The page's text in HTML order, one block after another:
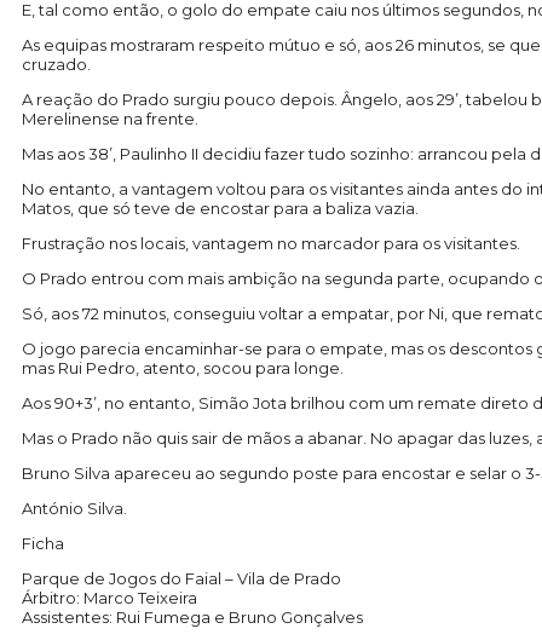
E, tal como então, o golo do empate caiu nos últimos segundos,
As equipas mostraram respeito mútuo e só, aos 26 minutos, se
cruzado.
A reação do Prado surgiu pouco depois. Ângelo, aos 29’,
Merelinense na frente.
Mas aos 38’, Paulinho II decidiu fazer tudo sozinho: arrancou
No entanto, a vantagem voltou para os visitantes ainda antes do
Matos, que só teve de encostar para a baliza vazia.
Frustração nos locais, vantagem no marcador para os visitantes.
O Prado entrou com mais ambição na segunda parte,
Só, aos 72 minutos, conseguiu voltar a empatar, por Ni, que
O jogo parecia encaminhar-se para o empate, mas os
mas Rui Pedro, atento, socou para longe.
Aos 90+3’, no entanto, Simão Jota brilhou com um remate
Mas o Prado não quis sair de mãos a abanar. No apagar das
Bruno Silva apareceu ao segundo poste para encostar e selar o
António Silva.
Ficha
Parque de Jogos do Faial – Vila de Prado
Árbitro: Marco Teixeira
Assistentes: Rui Fumega e Bruno Gonçalves